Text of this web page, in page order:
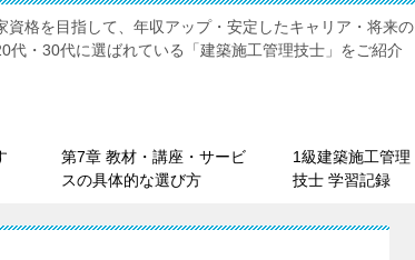
資格を目指して、年収アップ・安定したキャリア・将来の
代・30代に選ばれている「建築施工管理技士」をご紹介
第7章 教材・講座・サービ
スの具体的な選び方
1級建築施工管理
技士 学習記録